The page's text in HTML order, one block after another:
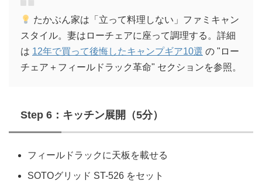
たかぶん家は「立って料理しない」ファミキャン
スタイル。妻はローチェアに座って調理する。詳細
は 12年で買って後悔したキャンプギア10選 の "ロー
チェア＋フィールドラック革命" セクションを参照。
Step 6：キッチン展開（5分）
フィールドラックに天板を載せる
SOTOグリッド ST-526 をセット